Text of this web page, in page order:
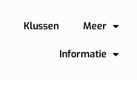
Klussen Meer
Informatie